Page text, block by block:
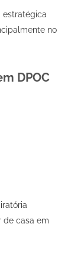
estratégica
no
DPOC
de casa em